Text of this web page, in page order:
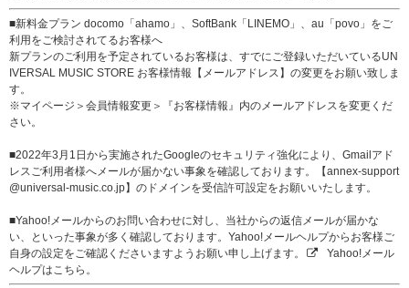
■新料金プラン docomo「ahamo」、SoftBank「LINEMO」、au「povo」をご
利用をご検討されてるお客様へ
新プランのご利用を予定されているお客様は、すでにご登録いただいているUN
IVERSAL MUSIC STORE お客様情報【メールアドレス】の変更をお願い致しま
す。
※マイページ＞会員情報変更＞『お客様情報』内のメールアドレスを変更くだ
さい。
■2022年3月1日から実施されたGoogleのセキュリティ強化により、Gmailアド
レスご利用者様へメールが届かない事象を確認しております。【annex-support
@universal-music.co.jp】のドメインを受信許可設定をお願いいたします。
■Yahoo!メールからのお問い合わせに対し、当社からの返信メールが届かな
い、といった事象が多く確認しております。Yahoo!メールヘルプからお客様ご
自身の設定をご確認くださいますようお願い申し上げます。
Yahoo!メール
ヘルプはこちら。